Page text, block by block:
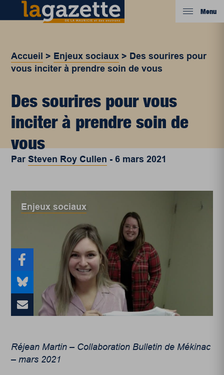
Menu
Accueil > Enjeux sociaux > Des sourires pour
vous inciter à prendre soin de vous
Des sourires pour vous
inciter à prendre soin de
vous
ParSteven Roy Cullen -6 mars 2021
Enjeux sociaux
Réjean Martin – Collaboration Bulletin de Mékinac
– mars 2021